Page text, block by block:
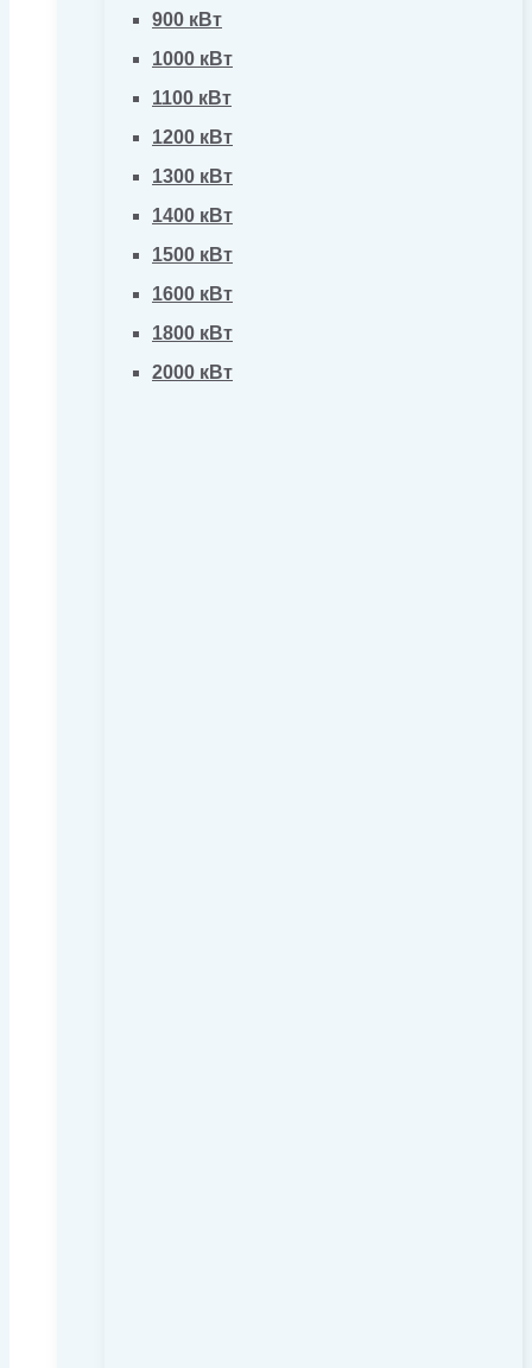
900 кВт
1000 кВт
1100 кВт
1200 кВт
1300 кВт
1400 кВт
1500 кВт
1600 кВт
1800 кВт
2000 кВт